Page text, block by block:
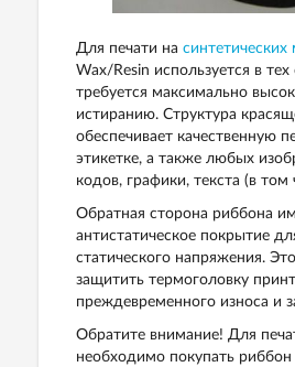
Для печати на синтетических
Wax/Resin используется в тех
требуется максимально
истиранию. Структура
обеспечивает качественную
этикетке, а также любых
кодов, графики, текста (в том
Обратная сторона риббона
антистатическое покрытие
статического напряжения.
защитить термоголовку
преждевременного износа и
Обратите внимание! Для
необходимо покупать